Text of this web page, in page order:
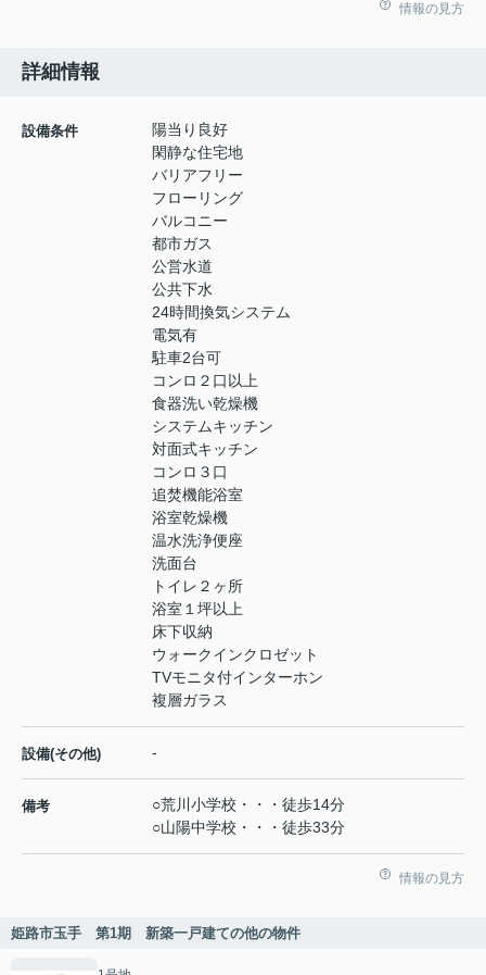
情報の見方
詳細情報
設備条件
陽当り良好
閑静な住宅地
バリアフリー
フローリング
バルコニー
都市ガス
公営水道
公共下水
24時間換気システム
電気有
駐車2台可
コンロ２口以上
食器洗い乾燥機
システムキッチン
対面式キッチン
コンロ３口
追焚機能浴室
浴室乾燥機
温水洗浄便座
洗面台
トイレ２ヶ所
浴室１坪以上
床下収納
ウォークインクロゼット
TVモニタ付インターホン
複層ガラス
設備(その他) -
備考
○荒川小学校・・・徒歩14分
○山陽中学校・・・徒歩33分
情報の見方
姫路市玉手 第1期 新築一戸建ての他の物件